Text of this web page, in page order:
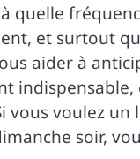
quelle
et surtout
aider à
voulez un
soir,